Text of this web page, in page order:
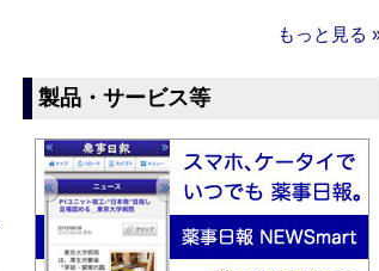
もっと見る
製品・サービス等